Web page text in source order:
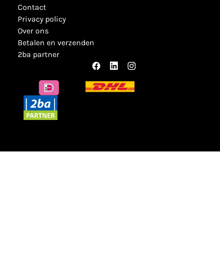
contact
privacy policy
over ons
betalen en verzenden
2ba partner